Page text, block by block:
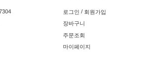
로그인 / 회원가입
장바구니
주문조회
마이페이지